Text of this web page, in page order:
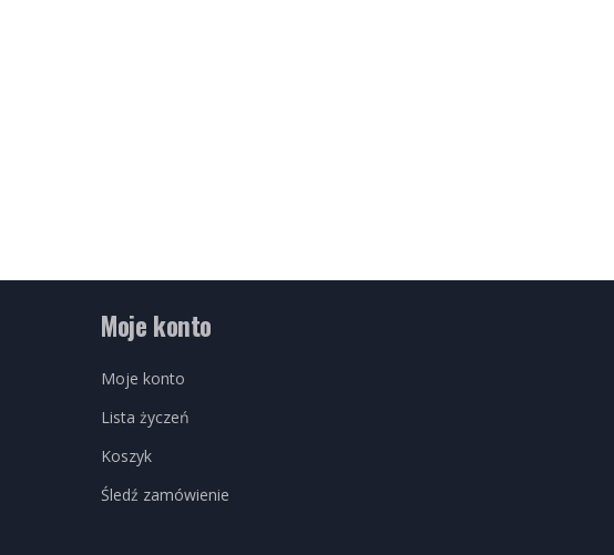
Moje konto
Moje konto
Lista życzeń
Koszyk
Śledź zamówienie